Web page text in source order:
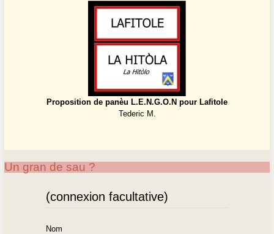
Proposition de panèu L.E.N.G.O.N pour Lafitole
Tederic M.
Un gran de sau ?
(connexion facultative)
Nom